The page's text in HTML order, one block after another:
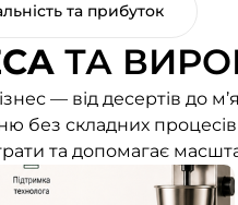
та прибуток
ТА
— від десертів до
без складних
та допомагає